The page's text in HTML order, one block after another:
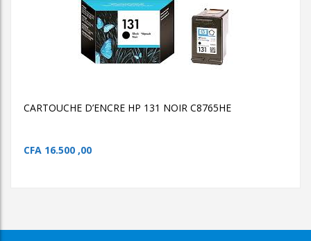
CARTOUCHE D’ENCRE
HP 131 NOIR C8765HE
CARTOUCHE D’ENCRE HP 131
CARTOUCHE D’ENCRE HP 131 NOIR C8765HE
CFA 16.500 ,00